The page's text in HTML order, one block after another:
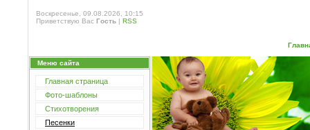
Воскресенье, 09.08.2026, 10:15
Приветствую Вас Гость | RSS
Меню сайта
Главная страница
Фото-шаблоны
Стихотворения
Песенки